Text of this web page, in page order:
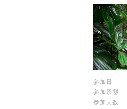
参加日
参加形態
参加人数